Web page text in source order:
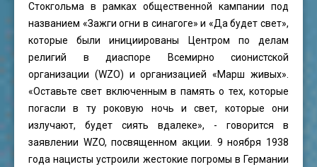
Стокгольма в рамках общественной кампании под
названием «Зажги огни в синагоге» и «Да будет свет»,
которые были инициированы Центром по делам
религий в диаспоре Всемирно сионистской
организации (WZO) и организацией «Марш живых».
«Оставьте свет включенным в память о тех, которые
погасли в ту роковую ночь и свет, которые они
излучают, будет сиять вдалеке», - говорится в
заявлении WZO, посвященном акции. 9 ноября 1938
года нацисты устроили жестокие погромы в Германии